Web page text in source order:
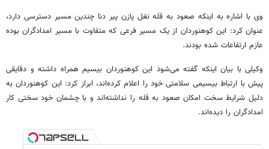
وی با اشاره به اینکه صعود به قله نغل پازن پیر دنا چندین مسیر دسترسی دارد،
عنوان کرد: این کوهنوردان از یک مسیر فرعی که متفاوت با مسیر امدادگران بوده
عازم ارتفاعات شده بودند.
وکیلی با بیان اینکه گفته می‌شود این کوهنوردان بیسیم همراه داشته و دقایقی
پیش با ارتباط بیسیمی سلامتی خود را اعلام کرده‌اند، ابراز کرد: این کوهنوردان به
دلیل شرایط سخت امکان صعود به قله را نداشته‌اند و با چشمان خود سختی کار
امدادگران را دیده‌اند.